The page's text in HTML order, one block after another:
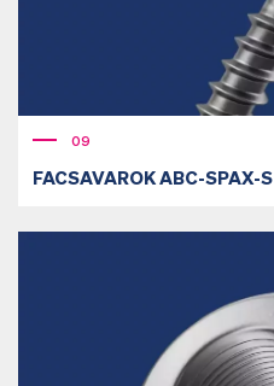
09
FACSAVAROK ABC-SPAX-S